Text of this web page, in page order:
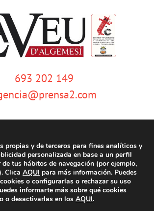
693 202 149
Veu d'Algemesí | Tots els drets reservats |Aviso
privacidad|Política de cookies | Dissenyat per
tecniwebs
propias y de terceros para fines analíticos y
personalizada en base a un perfil
tus hábitos de navegación (por ejemplo,
Clica AQUI para más información. Puedes
o configurarlas o rechazar su uso
informarte más sobre qué cookies
o desactivarlas en los AQUI.